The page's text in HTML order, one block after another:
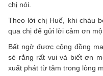
chị nói.
Theo lời chị Huế, khi cháu
qua chị để gửi lời cảm ơn
Bất ngờ được cộng đồng
sẻ rằng rất vui và biết ơn
xuất phát từ tâm trong lòng